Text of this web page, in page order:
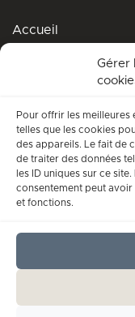
Gérer
Pour offrir les meilleures
telles que les cookies
des appareils. Le fait de
de traiter des données
les ID uniques sur ce
consentement peut
et fonctions.
Accueil
Accompagnement
Qui suis-je ?
Conditions
Mentions légales